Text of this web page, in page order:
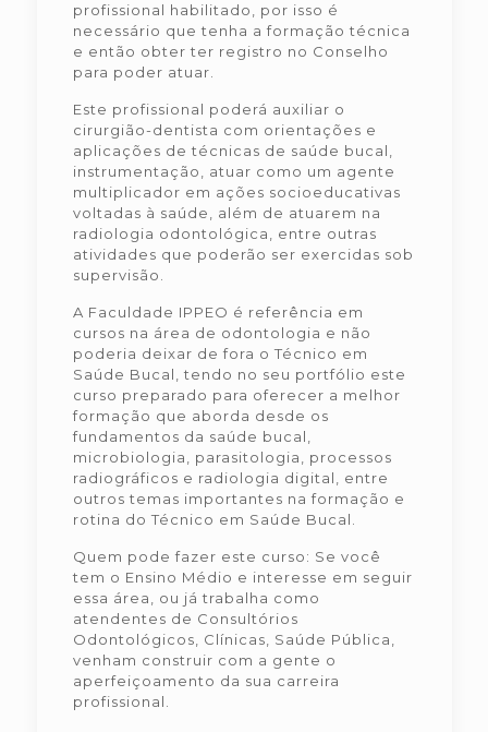
profissional habilitado, por isso é
necessário que tenha a formação técnica
e então obter ter registro no Conselho
para poder atuar.
Este profissional poderá auxiliar o
cirurgião-dentista com orientações e
aplicações de técnicas de saúde bucal,
instrumentação, atuar como um agente
multiplicador em ações socioeducativas
voltadas à saúde, além de atuarem na
radiologia odontológica, entre outras
atividades que poderão ser exercidas sob
supervisão.
A Faculdade IPPEO é referência em
cursos na área de odontologia e não
poderia deixar de fora o Técnico em
Saúde Bucal, tendo no seu portfólio este
curso preparado para oferecer a melhor
formação que aborda desde os
fundamentos da saúde bucal,
microbiologia, parasitologia, processos
radiográficos e radiologia digital, entre
outros temas importantes na formação e
rotina do Técnico em Saúde Bucal.
Quem pode fazer este curso: Se você
tem o Ensino Médio e interesse em seguir
essa área, ou já trabalha como
atendentes de Consultórios
Odontológicos, Clínicas, Saúde Pública,
venham construir com a gente o
aperfeiçoamento da sua carreira
profissional.